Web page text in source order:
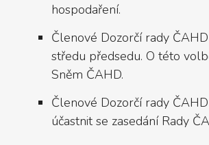
hospodaření.
Členové Dozorčí rady
středu předsedu. O této
Sněm ČAHD.
Členové Dozorčí rady
účastnit se zasedání Rady